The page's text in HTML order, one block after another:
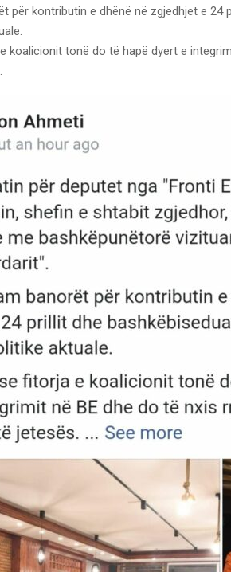
për kontributin e dhënë në zgjedhjet e 24
koalicionit tonë do të hapë dyert e